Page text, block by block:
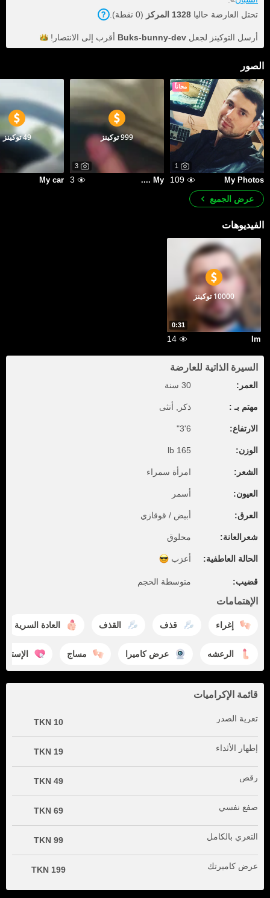
تحتل العارضة حاليا 1328 المركز (0 نقطة).
أرسل التوكينز لجعل Buks-bunny-dev أقرب إلى الانتصار!
الصور
مجاناً
1
My Photos
109
999 توكينز
3
My ....
3
49 توكينز
My car
عرض الجميع
الفيديوهات
0:31
10000 توكينز
Im
14
السيرة الذاتية للعارضة
العمر: 30 سنة
مهتم بـ : ذكر, أنثى
الارتفاع: 6'3"
الوزن: 165 lb
الشعر: امرأة سمراء
العيون: أسمر
العرق: أبيض / قوقازي
شعرالعانة: محلوق
الحالة العاطفية: أعزب
قضيب: متوسطة الحجم
الإهتمامات
إغراء قذف القذف العادة السرية
الرعشه عرض كاميرا مساج
قائمة الإكراميات
تعرية الصدر 10 TKN
إطهار الأثداء 19 TKN
رقص 49 TKN
صفع نفسي 69 TKN
التعري بالكامل 99 TKN
عرض كاميرتك 199 TKN